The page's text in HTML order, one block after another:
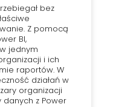
bez
Z pomocą
BI,
jednym
i ich
raportów. W
działań w
organizacji
danych z Power